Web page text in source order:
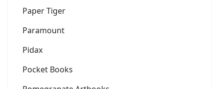
Paper Tiger
Paramount
Pidax
Pocket Books